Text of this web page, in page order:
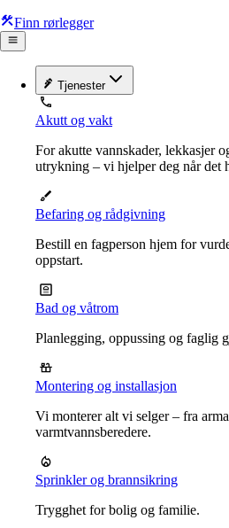
Finn rørlegger
Tjenester
Akutt og vakt
For akutte vannskader, lekkasjer
utrykning – vi hjelper deg når det
Befaring og rådgivning
Bestill en fagperson hjem for
oppstart.
Bad og våtrom
Planlegging, oppussing og faglig
Montering og installasjon
Vi monterer alt vi selger – fra
varmtvannsberedere.
Sprinkler og brannsikring
Trygghet for bolig og familie.